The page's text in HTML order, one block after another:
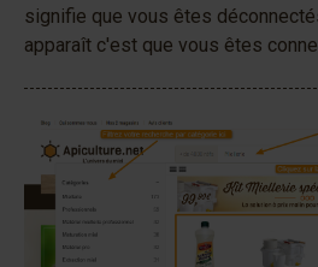
signifie que vous êtes
apparaît c'est que vous êtes